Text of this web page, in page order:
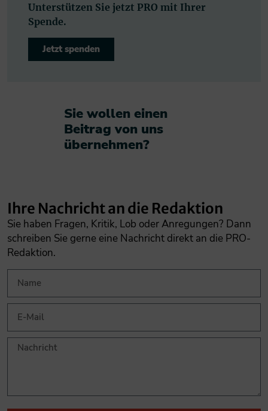
Unterstützen Sie jetzt PRO mit Ihrer
Spende.
Jetzt spenden
Sie wollen einen
Beitrag von uns
übernehmen?​
Ihre Nachricht an die Redaktion
Sie haben Fragen, Kritik, Lob oder Anregungen? Dann
schreiben Sie gerne eine Nachricht direkt an die PRO-
Redaktion.